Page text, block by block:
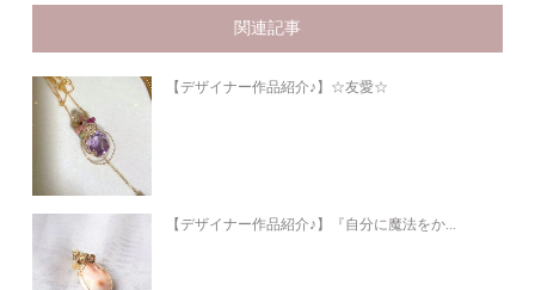
関連記事
【デザイナー作品紹介♪】☆友愛☆
【デザイナー作品紹介♪】『自分に魔法をか...